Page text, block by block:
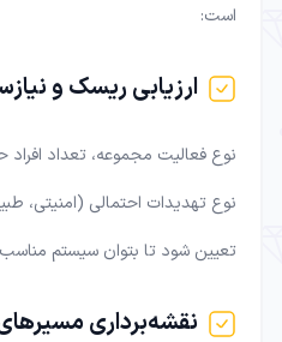
است:
ارزیابی ریسک و
نوع فعالیت مجموعه، تعداد افراد
نوع تهدیدات احتمالی (امنیتی،
تعیین شود تا بتوان سیستم مناسب
نقشه‌برداری